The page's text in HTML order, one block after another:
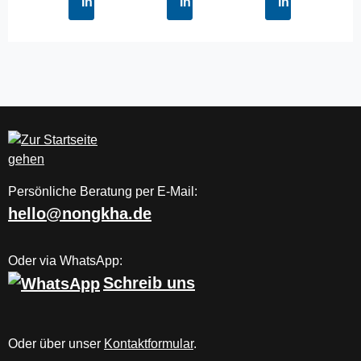
Persönliche Beratung per E-Mail:
hello@nongkha.de
Oder via WhatsApp:
Schreib uns
Oder über unser Kontaktformular.